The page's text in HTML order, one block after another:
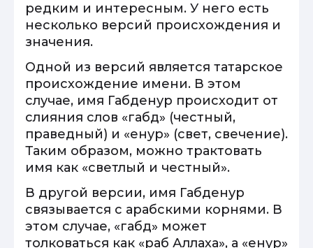
редким и интересным. У него есть
несколько версий происхождения и
значения.
Одной из версий является татарское
происхождение имени. В этом
случае, имя Габденур происходит от
слияния слов «габд» (честный,
праведный) и «енур» (свет, свечение).
Таким образом, можно трактовать
имя как «светлый и честный».
В другой версии, имя Габденур
связывается с арабскими корнями. В
этом случае, «габд» может
толковаться как «раб Аллаха», а «енур»